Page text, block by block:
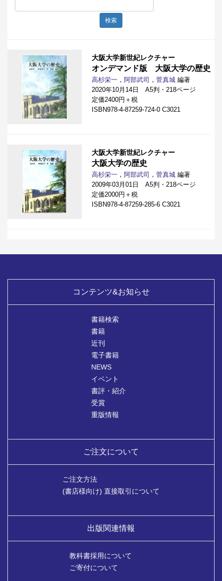
検索
大阪大学新世紀レクチャー
オンデマンド版 大阪大学の歴史
高杉栄一 ， 阿部武司 ， 菅真城 編著
2020年10月14日 A5判・218ページ
定価2400円＋税
ISBN978-4-87259-724-0 C3021
大阪大学新世紀レクチャー
大阪大学の歴史
高杉栄一 ， 阿部武司 ， 菅真城 編著
2009年03月01日 A5判・218ページ
定価2000円＋税
ISBN978-4-87259-285-6 C3021
コンテンツ&お知らせ
書籍検索
書籍
近刊
電子書籍
NEWS
イベント
書評・紹介
受賞
重版情報
ご注文について
ご注文方法
(書店様向け) 直接取引について
出版関連情報
教科書採用について
ご寄付について